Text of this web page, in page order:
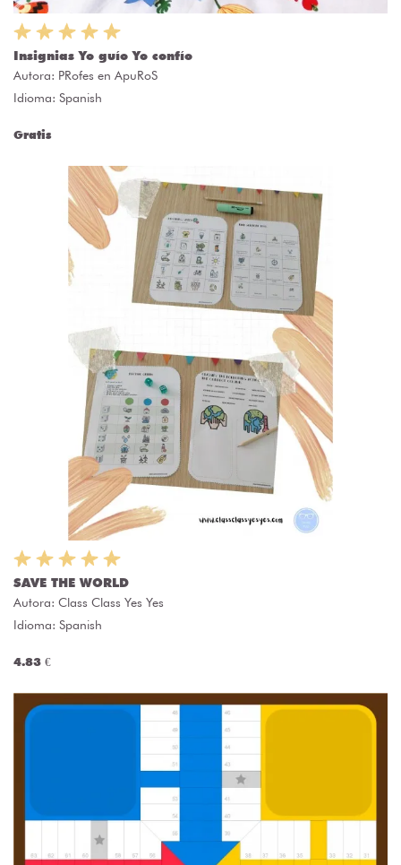
Insignias Yo guío Yo confío
Autora: PRofes en ApuRoS
Idioma: Spanish
Gratis
SAVE THE WORLD
Autora: Class Class Yes Yes
Idioma: Spanish
4.83 €